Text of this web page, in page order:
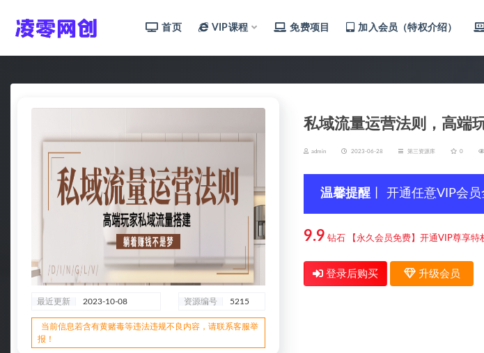
首页 VIP课程 免费项目 加入会员（特权介绍）
最近更新 2023-10-08 资源编号 5215
当前信息若含有黄赌毒等违法违规不良内容，请联系客服举
报！
私域流量运营法则，高端
admin 2023-06-28 第三资源库 0
温馨提醒 丨 开通任意VIP会
9.9 钻石 【永久会员免费】开通VIP尊享特
登录后购买 升级会员